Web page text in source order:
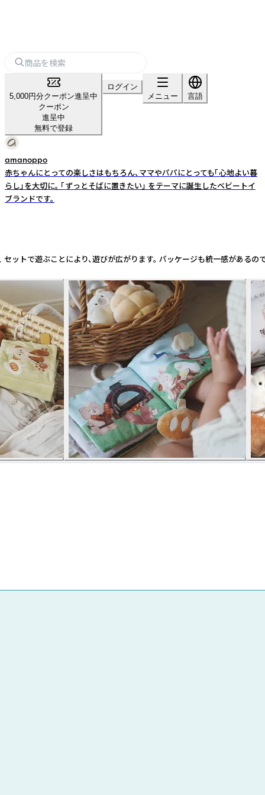
5,000円分クーポン進呈中
クーポン
進呈中
無料で登録
ログイン
メニュー
言語
amanoppo
赤ちゃんにとっての楽しさはもちろん、ママやパパにとっても「心地よい暮
らし」を大切に。 「ずっとそばに置きたい」 をテーマに誕生したベビートイ
ブランドです。
トで遊ぶことにより、遊びが広がります。 パッケージも統一感